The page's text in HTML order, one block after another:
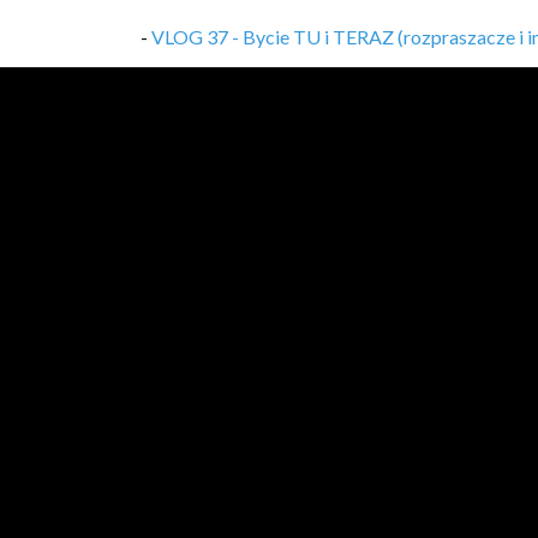
- VLOG 37 - Bycie TU i TERAZ (rozpraszacze i